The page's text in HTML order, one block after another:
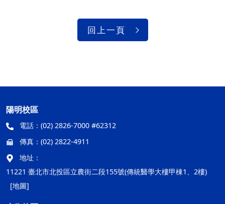
回上一頁
陽明校區
電話： (02) 2826-7000 #62312
傳真： (02) 2822-4911
地址：
11221 臺北市北投區立農街二段155號(傳統醫學大樓甲棟1、2樓)
[地圖]